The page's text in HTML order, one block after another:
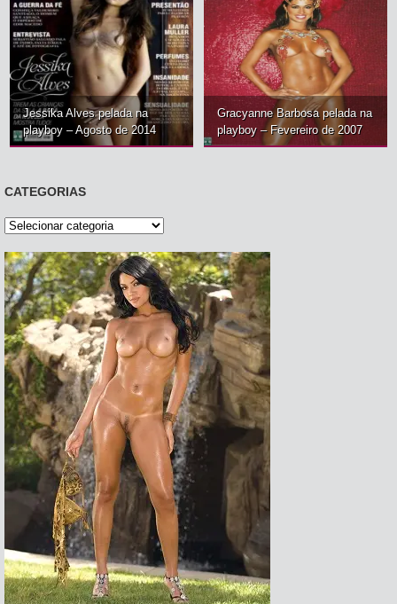
Jessika Alves pelada na
playboy – Agosto de 2014
Gracyanne Barbosa pelada na
playboy – Fevereiro de 2007
CATEGORIAS
Categorias